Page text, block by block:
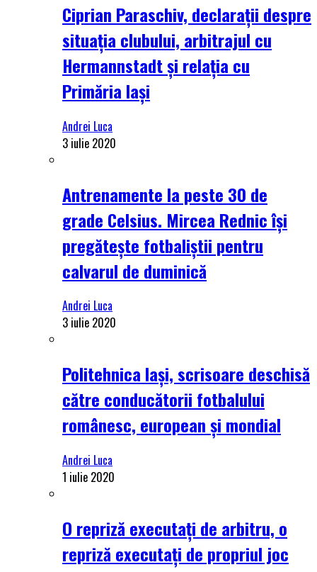
Ciprian Paraschiv, declarații despre
situația clubului, arbitrajul cu
Hermannstadt și relația cu
Primăria Iași
Andrei Luca
3 iulie 2020
Antrenamente la peste 30 de
grade Celsius. Mircea Rednic își
pregătește fotbaliștii pentru
calvarul de duminică
Andrei Luca
3 iulie 2020
Politehnica Iași, scrisoare deschisă
către conducătorii fotbalului
românesc, european și mondial
Andrei Luca
1 iulie 2020
O repriză executați de arbitru, o
repriză executați de propriul joc